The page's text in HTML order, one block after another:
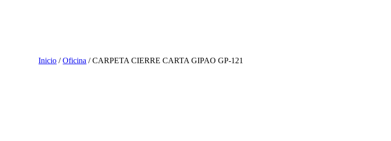
Inicio /Oficina / CARPETA CIERRE CARTA GIPAO GP-121